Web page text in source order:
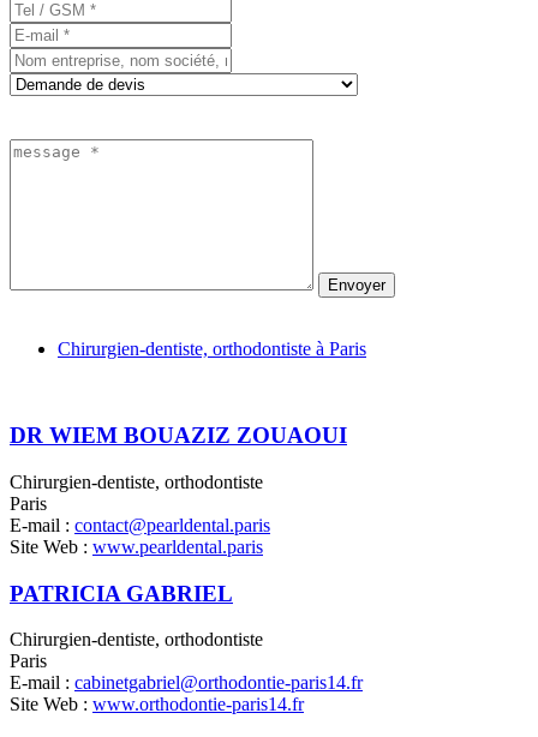
Envoyer
Chirurgien-dentiste, orthodontiste à Paris
DR WIEM BOUAZIZ ZOUAOUI
Chirurgien-dentiste, orthodontiste
Paris
E-mail : contact@pearldental.paris
Site Web : www.pearldental.paris
PATRICIA GABRIEL
Chirurgien-dentiste, orthodontiste
Paris
E-mail : cabinetgabriel@orthodontie-paris14.fr
Site Web : www.orthodontie-paris14.fr